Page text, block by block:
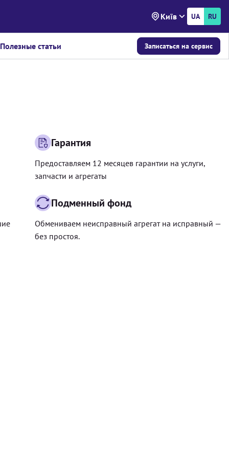
Київ UA RU
Полезные статьи Записаться на сервис
Гарантия
Предоставляем 12 месяцев гарантии на услуги,
запчасти и агрегаты
Подменный фонд
Обмениваем неисправный агрегат на исправный —
без простоя.